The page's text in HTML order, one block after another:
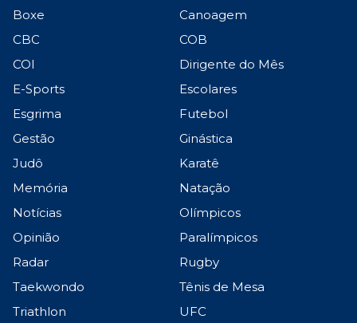
Boxe
Canoagem
CBC
COB
COI
Dirigente do Mês
E-Sports
Escolares
Esgrima
Futebol
Gestão
Ginástica
Judô
Karatê
Memória
Natação
Notícias
Olímpicos
Opinião
Paralímpicos
Radar
Rugby
Taekwondo
Tênis de Mesa
Triathlon
UFC